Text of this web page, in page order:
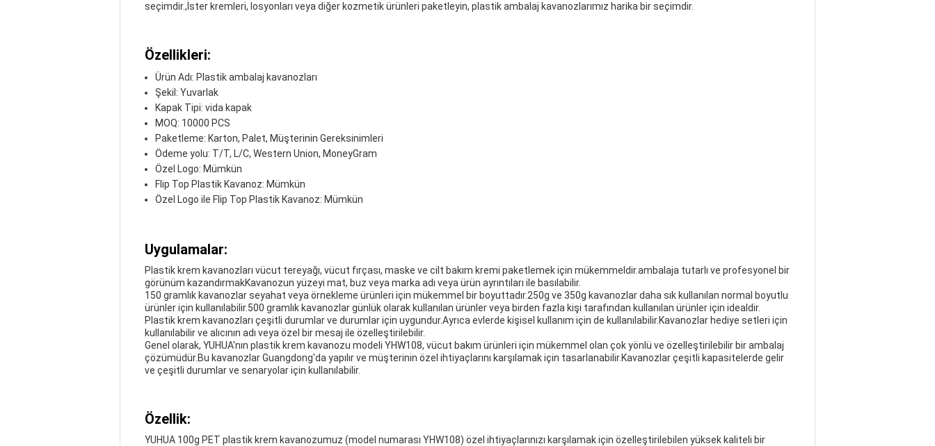
seçimdir.,İster kremleri, losyonları veya diğer kozmetik ürünleri paketleyin, plastik ambalaj kavanozlarımız harika bir seçimdir.
Özellikleri:
Ürün Adı: Plastik ambalaj kavanozları
Şekil: Yuvarlak
Kapak Tipi: vida kapak
MOQ: 10000 PCS
Paketleme: Karton, Palet, Müşterinin Gereksinimleri
Ödeme yolu: T/T, L/C, Western Union, MoneyGram
Özel Logo: Mümkün
Flip Top Plastik Kavanoz: Mümkün
Özel Logo ile Flip Top Plastik Kavanoz: Mümkün
Uygulamalar:
Plastik krem kavanozları vücut tereyağı, vücut fırçası, maske ve cilt bakım kremi paketlemek için mükemmeldir.ambalaja tutarlı ve profesyonel bir
görünüm kazandırmakKavanozun yüzeyi mat, buz veya marka adı veya ürün ayrıntıları ile basılabilir.
150 gramlık kavanozlar seyahat veya örnekleme ürünleri için mükemmel bir boyuttadır.250g ve 350g kavanozlar daha sık kullanılan normal boyutlu
ürünler için kullanılabilir.500 gramlık kavanozlar günlük olarak kullanılan ürünler veya birden fazla kişi tarafından kullanılan ürünler için idealdir.
Plastik krem kavanozları çeşitli durumlar ve durumlar için uygundur.Ayrıca evlerde kişisel kullanım için de kullanılabilir.Kavanozlar hediye setleri için
kullanılabilir ve alıcının adı veya özel bir mesaj ile özelleştirilebilir.
Genel olarak, YUHUA'nın plastik krem kavanozu modeli YHW108, vücut bakım ürünleri için mükemmel olan çok yönlü ve özelleştirilebilir bir ambalaj
çözümüdür.Bu kavanozlar Guangdong'da yapılır ve müşterinin özel ihtiyaçlarını karşılamak için tasarlanabilir.Kavanozlar çeşitli kapasitelerde gelir
ve çeşitli durumlar ve senaryolar için kullanılabilir.
Özellik:
YUHUA 100g PET plastik krem kavanozumuz (model numarası YHW108) özel ihtiyaçlarınızı karşılamak için özelleştirilebilen yüksek kaliteli bir